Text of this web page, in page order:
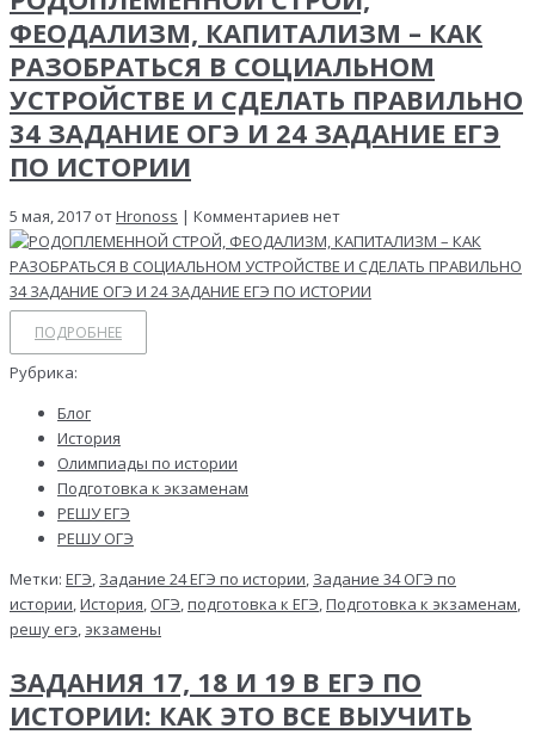
ФЕОДАЛИЗМ, КАПИТАЛИЗМ – КАК
РАЗОБРАТЬСЯ В СОЦИАЛЬНОМ
УСТРОЙСТВЕ И СДЕЛАТЬ ПРАВИЛЬНО
34 ЗАДАНИЕ ОГЭ И 24 ЗАДАНИЕ ЕГЭ
ПО ИСТОРИИ
5 мая, 2017 отHronoss | Комментариев нет
ПОДРОБНЕЕ
Рубрика:
Блог
История
Олимпиады по истории
Подготовка к экзаменам
РЕШУ ЕГЭ
РЕШУ ОГЭ
Метки: ЕГЭ, Задание 24 ЕГЭ по истории, Задание 34 ОГЭ по
истории,История, ОГЭ,подготовка к ЕГЭ,Подготовка к экзаменам,
решу егэ, экзамены
ЗАДАНИЯ 17, 18 И 19 В ЕГЭ ПО
ИСТОРИИ: КАК ЭТО ВСЕ ВЫУЧИТЬ